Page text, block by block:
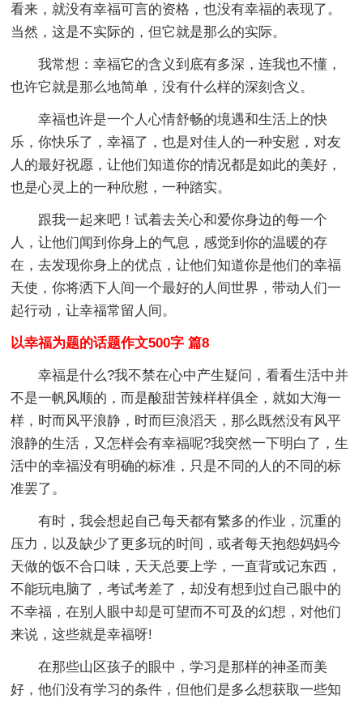
看来，就没有幸福可言的资格，也没有幸福的表现了。
当然，这是不实际的，但它就是那么的实际。
我常想：幸福它的含义到底有多深，连我也不懂，
也许它就是那么地简单，没有什么样的深刻含义。
幸福也许是一个人心情舒畅的境遇和生活上的快
乐，你快乐了，幸福了，也是对佳人的一种安慰，对友
人的最好祝愿，让他们知道你的情况都是如此的美好，
也是心灵上的一种欣慰，一种踏实。
跟我一起来吧！试着去关心和爱你身边的每一个
人，让他们闻到你身上的气息，感觉到你的温暖的存
在，去发现你身上的优点，让他们知道你是他们的幸福
天使，你将洒下人间一个最好的人间世界，带动人们一
起行动，让幸福常留人间。
以幸福为题的话题作文500字 篇8
幸福是什么?我不禁在心中产生疑问，看看生活中并
不是一帆风顺的，而是酸甜苦辣样样俱全，就如大海一
样，时而风平浪静，时而巨浪滔天，那么既然没有风平
浪静的生活，又怎样会有幸福呢?我突然一下明白了，生
活中的幸福没有明确的标准，只是不同的人的不同的标
准罢了。
有时，我会想起自己每天都有繁多的作业，沉重的
压力，以及缺少了更多玩的时间，或者每天抱怨妈妈今
天做的饭不合口味，天天总要上学，一直背或记东西，
不能玩电脑了，考试考差了，却没有想到过自己眼中的
不幸福，在别人眼中却是可望而不可及的幻想，对他们
来说，这些就是幸福呀!
在那些山区孩子的眼中，学习是那样的神圣而美
好，他们没有学习的条件，但他们是多么想获取一些知